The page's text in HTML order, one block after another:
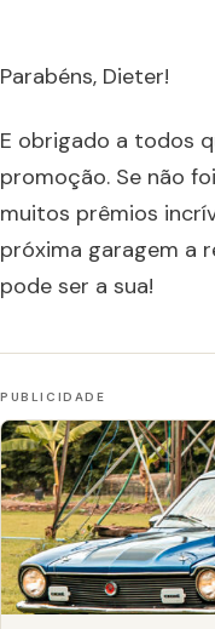
Parabéns, Dieter!
E obrigado a todos
promoção. Se não
muitos prêmios
próxima garagem a
pode ser a sua!